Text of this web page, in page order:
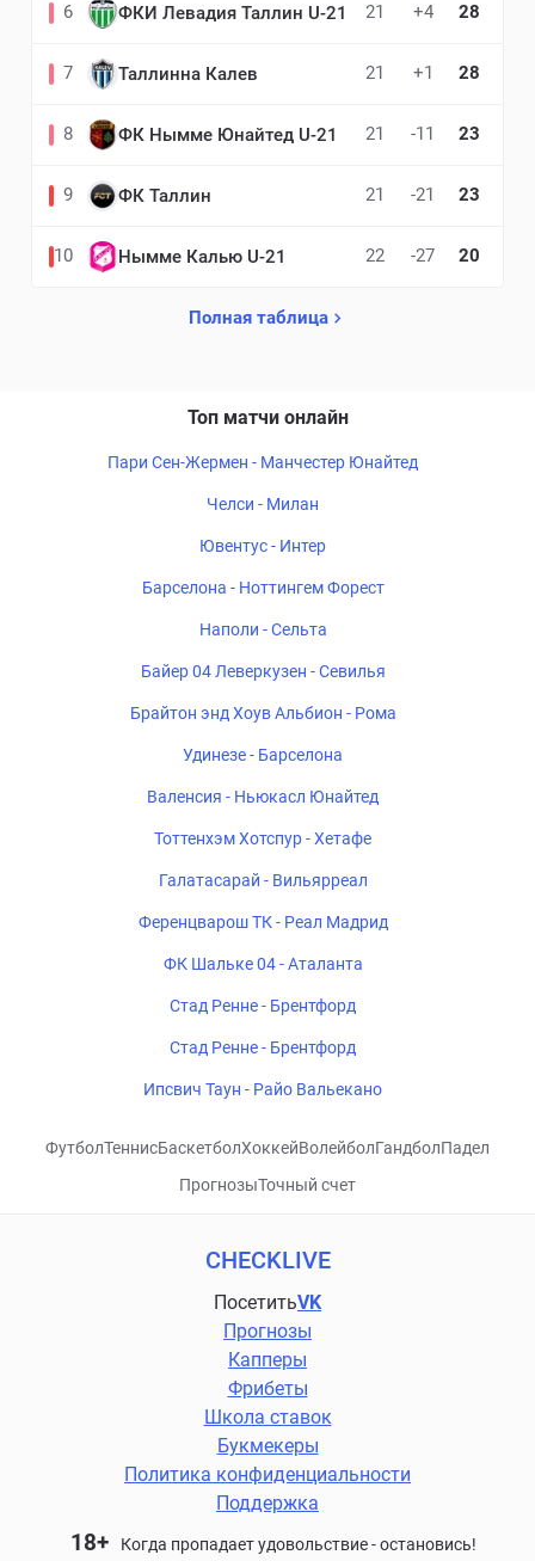
6 ФКИ Левадия Таллин U-21 21 +4 28
7 Таллинна Калев 21 +1 28
8 ФК Нымме Юнайтед U-21 21 -11 23
9 ФК Таллин 21 -21 23
10 Нымме Калью U-21 22 -27 20
Полная таблица
Топ матчи онлайн
Пари Сен-Жермен - Манчестер Юнайтед
Челси - Милан
Ювентус - Интер
Барселона - Ноттингем Форест
Наполи - Сельта
Байер 04 Леверкузен - Севилья
Брайтон энд Хоув Альбион - Рома
Удинезе - Барселона
Валенсия - Ньюкасл Юнайтед
Тоттенхэм Хотспур - Хетафе
Галатасарай - Вильярреал
Ференцварош ТК - Реал Мадрид
ФК Шальке 04 - Аталанта
Стад Ренне - Брентфорд
Стад Ренне - Брентфорд
Ипсвич Таун - Райо Вальекано
ФутболТеннисБаскетболХоккейВолейболГандболПадел
ПрогнозыТочный счет
CHECKLIVE
ПосетитьVK
Прогнозы
Капперы
Фрибеты
Школа ставок
Букмекеры
Политика конфиденциальности
Поддержка
18+ Когда пропадает удовольствие - остановись!